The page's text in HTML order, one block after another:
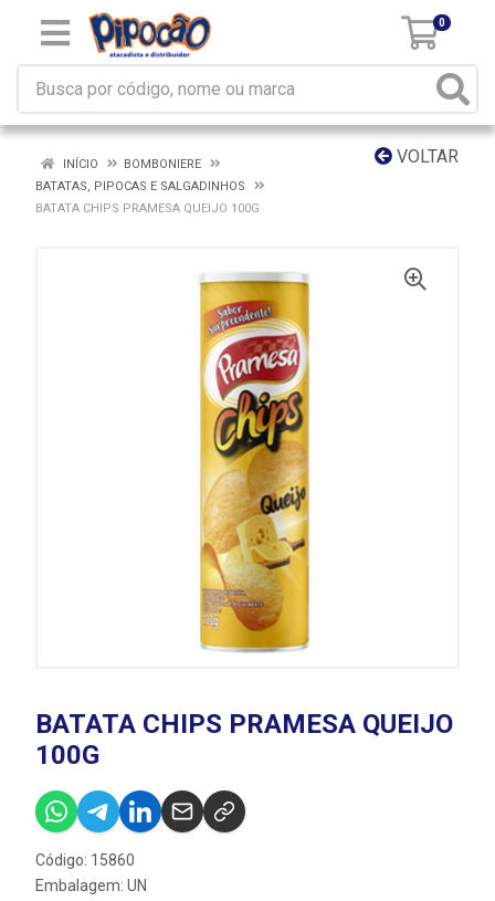
0
VOLTAR
INÍCIO
BOMBONIERE
BATATAS, PIPOCAS E SALGADINHOS
BATATA CHIPS PRAMESA QUEIJO 100G
BATATA CHIPS PRAMESA QUEIJO
100G
Código: 15860
Embalagem: UN